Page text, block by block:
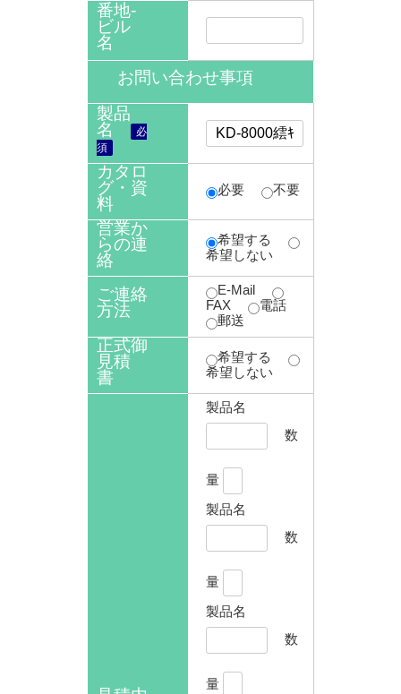
番地-
ビル
名
お問い合わせ事項
製品
名
必
須
カタロ
グ・資
料
必要 不要
営業か
らの連
絡
希望する
希望しない
ご連絡
方法
E-Mail
FAX
電話
郵送
正式御
見積
書
希望する
希望しない
製品名
数
量
製品名
数
量
製品名
数
量